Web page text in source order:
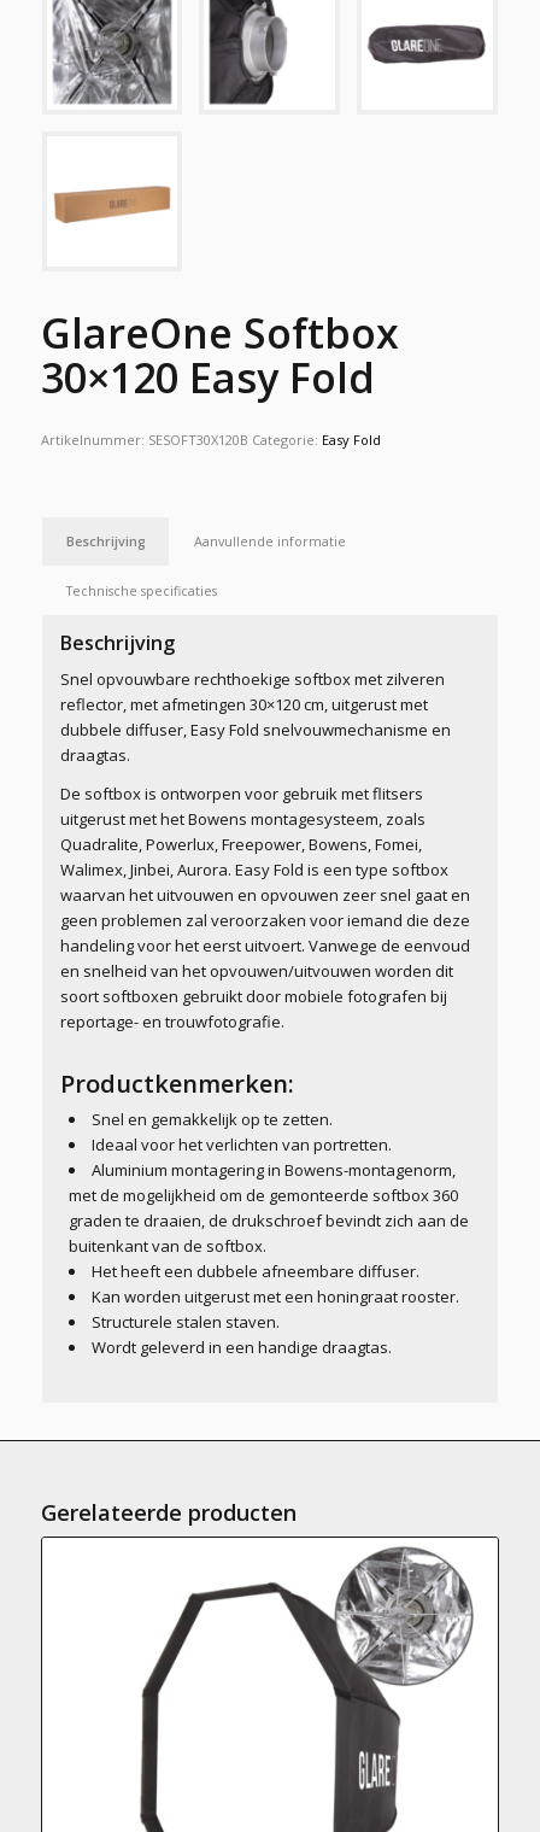
GlareOne Softbox
30×120 Easy Fold
Artikelnummer: SESOFT30X120B Categorie: Easy Fold
Beschrijving Aanvullende informatie
Technische specificaties
Beschrijving
Snel opvouwbare rechthoekige softbox met zilveren
reflector, met afmetingen 30×120 cm, uitgerust met
dubbele diffuser, Easy Fold snelvouwmechanisme en
draagtas.
De softbox is ontworpen voor gebruik met flitsers
uitgerust met het Bowens montagesysteem, zoals
Quadralite, Powerlux, Freepower, Bowens, Fomei,
Walimex, Jinbei, Aurora. Easy Fold is een type softbox
waarvan het uitvouwen en opvouwen zeer snel gaat en
geen problemen zal veroorzaken voor iemand die deze
handeling voor het eerst uitvoert. Vanwege de eenvoud
en snelheid van het opvouwen/uitvouwen worden dit
soort softboxen gebruikt door mobiele fotografen bij
reportage- en trouwfotografie.
Productkenmerken:
Snel en gemakkelijk op te zetten.
Ideaal voor het verlichten van portretten.
Aluminium montagering in Bowens-montagenorm,
met de mogelijkheid om de gemonteerde softbox 360
graden te draaien, de drukschroef bevindt zich aan de
buitenkant van de softbox.
Het heeft een dubbele afneembare diffuser.
Kan worden uitgerust met een honingraat rooster.
Structurele stalen staven.
Wordt geleverd in een handige draagtas.
Gerelateerde producten